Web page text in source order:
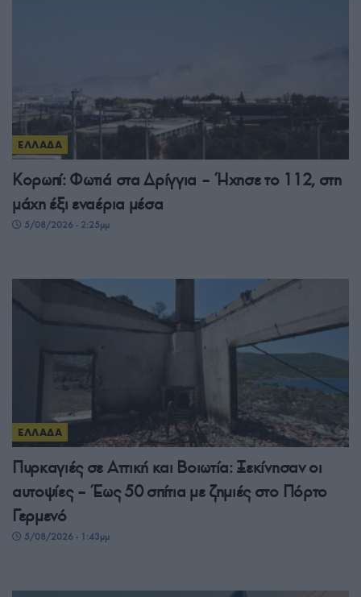
ΕΛΛΑΔΑ
Κορωπί: Φωτιά στα Δρίγγια – Ήχησε το 112, στη
μάχη έξι εναέρια μέσα
5/08/2026 - 2:25μμ
ΕΛΛΑΔΑ
Πυρκαγιές σε Αττική και Βοιωτία: Ξεκίνησαν οι
αυτοψίες – Έως 50 σπίτια με ζημιές στο Πόρτο
Γερμενό
5/08/2026 - 1:43μμ